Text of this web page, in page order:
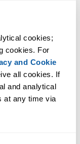
cookies;
cookies. For
and Cookie
all cookies. If
and analytical
at any time via
kleur